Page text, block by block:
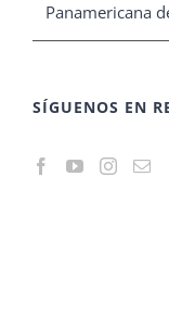
Panamericana
SÍGUENOS EN